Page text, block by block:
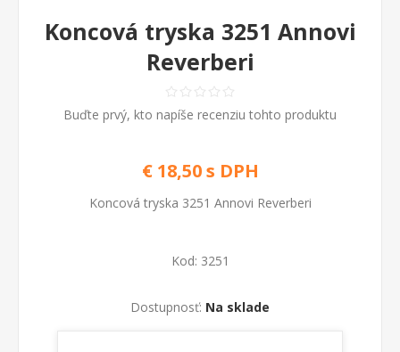
Koncová tryska 3251 Annovi
Reverberi
Buďte prvý, kto napíše recenziu tohto produktu
€ 18,50 s DPH
Koncová tryska 3251 Annovi Reverberi
Kod: 3251
Dostupnosť: Na sklade